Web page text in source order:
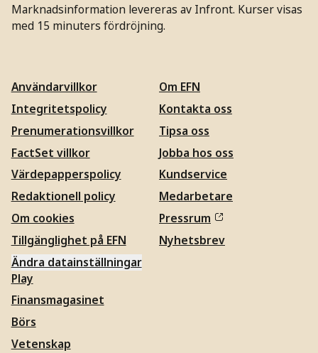
Marknadsinformation levereras av Infront. Kurser visas
med 15 minuters fördröjning.
Användarvillkor
Integritetspolicy
Prenumerationsvillkor
FactSet villkor
Värdepapperspolicy
Redaktionell policy
Om cookies
Tillgänglighet på EFN
Ändra datainställningar
Om EFN
Kontakta oss
Tipsa oss
Jobba hos oss
Kundservice
Medarbetare
Pressrum
Nyhetsbrev
Play
Finansmagasinet
Börs
Vetenskap